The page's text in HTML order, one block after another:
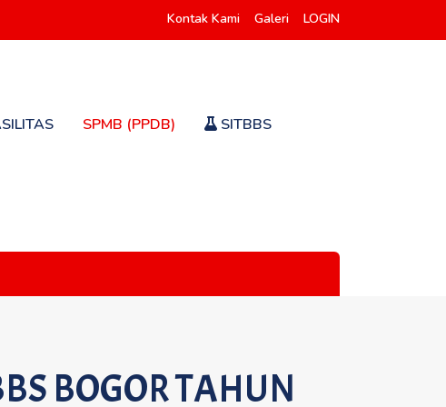
Kontak Kami Galeri LOGIN
SPMB (PPDB)
SITBBS
BOGOR TAHUN